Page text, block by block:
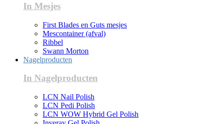
In Mesjes
First Blades en Guts mesjes
Mescontainer (afval)
Ribbel
Swann Morton
Nagelproducten
In Nagelproducten
LCN Nail Polish
LCN Pedi Polish
LCN WOW Hybrid Gel Polish